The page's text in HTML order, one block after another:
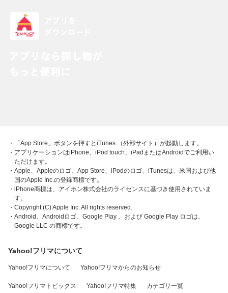
・「App Store」ボタンを押すとiTunes （外部サイト）が起動します。
・アプリケーションはiPhone、iPod touch、iPadまたはAndroidでご利用い
ただけます。
・Apple、Appleのロゴ、App Store、iPodのロゴ、iTunesは、米国および他
国のApple Inc.の登録商標です。
・iPhone商標は、アイホン株式会社のライセンスに基づき使用されていま
す。
・Copyright (C) Apple Inc. All rights reserved.
・Android、Androidロゴ、Google Play 、および Google Play ロゴは、
Google LLC の商標です。
Yahoo!フリマについて
Yahoo!フリマについて Yahoo!フリマからのお知らせ
Yahoo!フリマトピックス Yahoo!フリマ特集 カテゴリ一覧